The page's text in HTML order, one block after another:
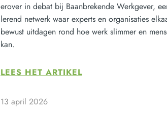
erover in debat bij Baanbrekende Werkgever,
lerend netwerk waar experts en organisaties
bewust uitdagen rond hoe werk slimmer en
kan.
LEES HET ARTIKEL
13 april 2026